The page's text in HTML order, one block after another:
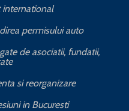
international
permisului auto
de asociatii, fundatii,
si reorganizare
in Bucuresti